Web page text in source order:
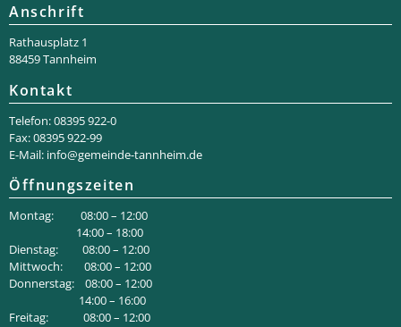
Anschrift
Rathaus­platz 1
88459 Tannheim
Kontakt
Telefon: 08395 922-0
Fax: 08395 922-99
E-Mail: info@gemeinde-tannheim.de
Öffnungszeiten
Montag: 08:00 – 12:00
14:00 – 18:00
Dienstag: 08:00 – 12:00
Mittwoch: 08:00 – 12:00
Donnerstag: 08:00 – 12:00
14:00 – 16:00
Freitag: 08:00 – 12:00